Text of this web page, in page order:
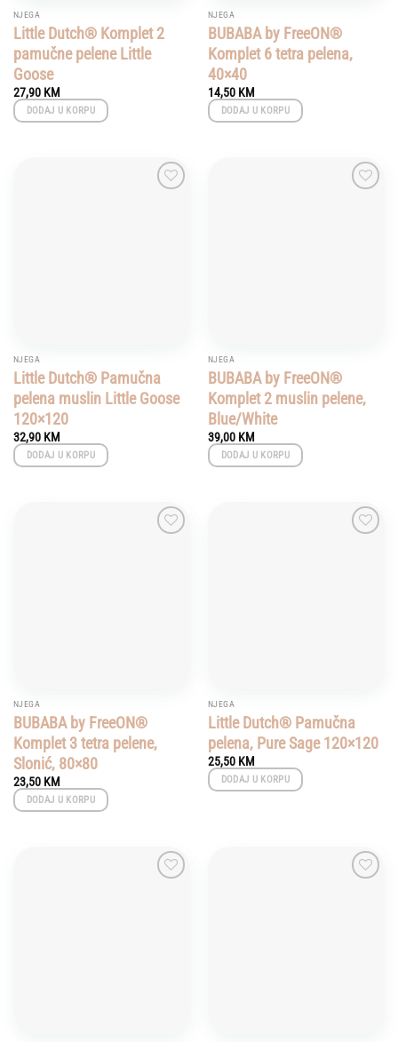
NJEGA
Little Dutch® Komplet 2
pamučne pelene Little
Goose
27,90 KM
DODAJ U KORPU
NJEGA
BUBABA by FreeON®
Komplet 6 tetra pelena,
40×40
14,50 KM
DODAJ U KORPU
NJEGA
Little Dutch® Pamučna
pelena muslin Little Goose
120×120
32,90 KM
DODAJ U KORPU
NJEGA
BUBABA by FreeON®
Komplet 2 muslin pelene,
Blue/White
39,00 KM
DODAJ U KORPU
NJEGA
BUBABA by FreeON®
Komplet 3 tetra pelene,
Slonić, 80×80
23,50 KM
DODAJ U KORPU
NJEGA
Little Dutch® Pamučna
pelena, Pure Sage 120×120
25,50 KM
DODAJ U KORPU